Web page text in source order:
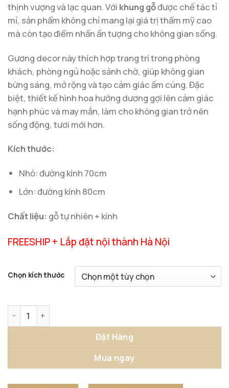
thịnh vượng và lạc quan. Với khung gỗđược chế tác tỉ
mỉ, sản phẩm không chỉ mang lại giá trị thẩm mỹ cao
mà còn tạo điểm nhấn ấn tượng cho không gian sống.
Gương decor này thích hợp trang trí trong phòng
khách, phòng ngủ hoặc sảnh chờ, giúp không gian
bừng sáng, mở rộng và tạo cảm giác ấm cúng. Đặc
biệt, thiết kế hình hoa hướng dương gợi lên cảm giác
hạnh phúc và may mắn, làm cho không gian trở nên
sống động, tươi mới hơn.
Kích thước:
Nhỏ: đường kính 70cm
Lớn: đường kính 80cm
Chất liệu: gỗ tự nhiên + kính
FREESHIP + Lắp đặt nội thành Hà Nội
Chọn kích thước
Gương Treo Tường Hướng Dương Rực Rỡ số lượng
Đặt Hàng
Mua ngay